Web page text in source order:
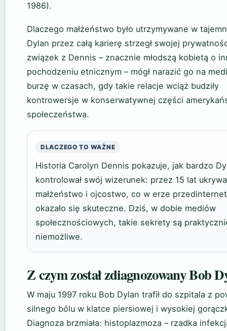
1986).
Dlaczego małżeństwo było utrzymywane w
Dylan przez całą karierę strzegł swojej
związek z Dennis – znacznie młodszą kobietą o
pochodzeniu etnicznym – mógł narazić go na
burzę w czasach, gdy takie relacje wciąż budziły
kontrowersje w konserwatywnej części
społeczeństwa.
DLACZEGO TO WAŻNE
Historia Carolyn Dennis pokazuje, jak bardzo
kontrolował swój wizerunek: przez 15 lat
małżeństwo i ojcostwo, co w erze
okazało się skuteczne. Dziś, w dobie mediów
społecznościowych, takie sekrety są
niemożliwe.
Z czym został zdiagnozowany Bob
W maju 1997 roku Bob Dylan trafił do szpitala z
silnego bólu w klatce piersiowej i wysokiej
Diagnoza brzmiała: histoplazmoza – rzadka